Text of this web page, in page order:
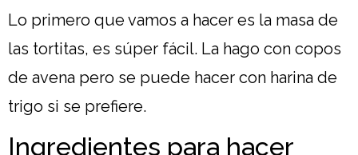
Lo primero que vamos a hacer es la masa de
las tortitas, es súper fácil. La hago con copos
de avena pero se puede hacer con harina de
trigo si se prefiere.
Ingredientes para hacer